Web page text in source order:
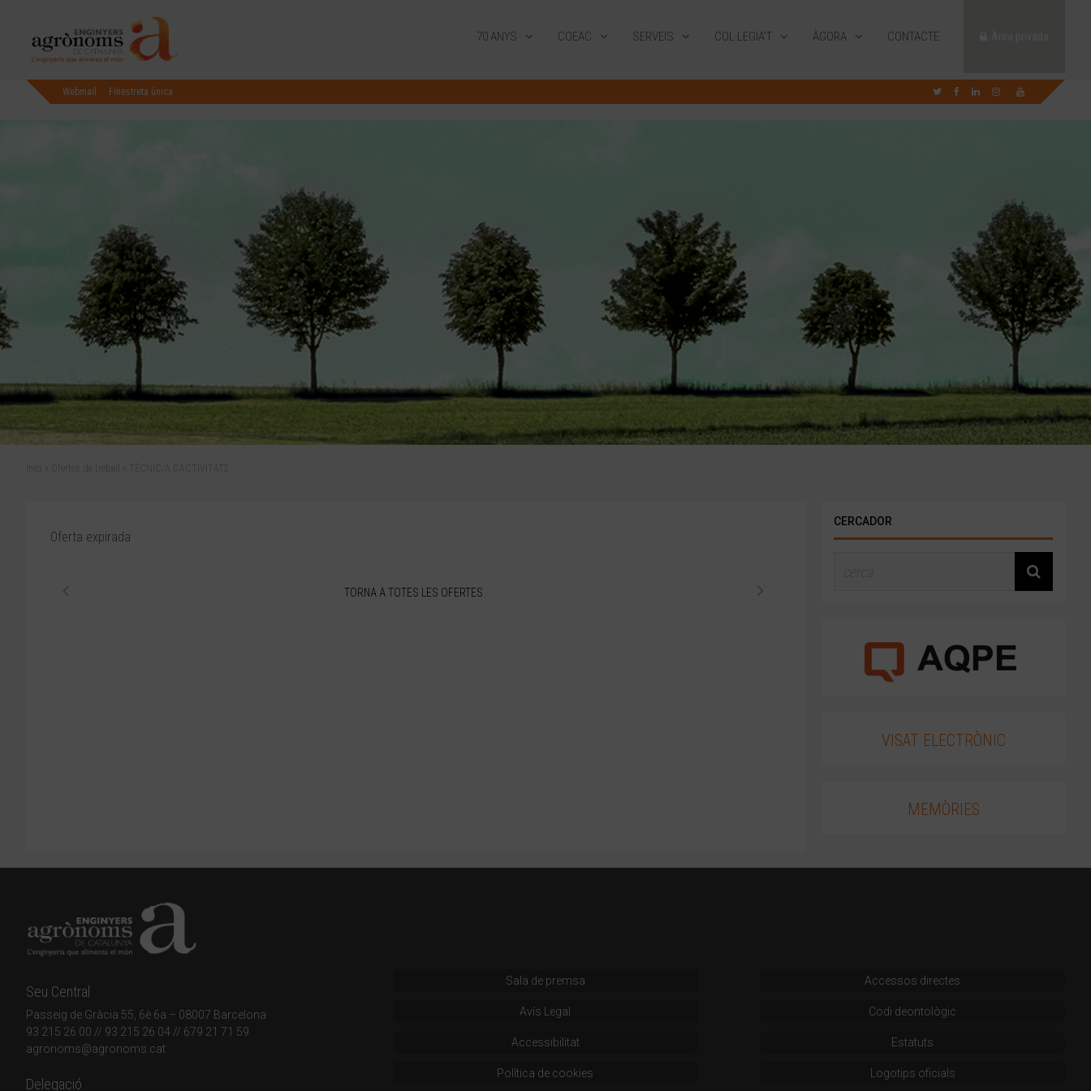
70 ANYS COEAC SERVEIS COL·LEGIA’T ÀGORA CONTACTE
Webmail Finestreta única
Oferta expirada
TORNA A TOTES LES OFERTES
CERCADOR
VISAT ELECTRÒNIC
MEMÒRIES
Seu Central
Passeig de Gràcia 55, 6è 6a – 08007 Barcelona
93 215 26 00 // 93 215 26 04 // 679 21 71 59
agronoms@agronoms.cat
Delegació
Sala de premsa
Avís Legal
Accessibilitat
Política de cookies
Accessos directes
Codi deontològic
Estatuts
Logotips oficials